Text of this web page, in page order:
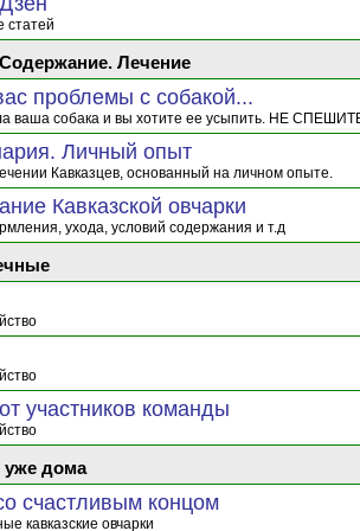
статей
Лечение
проблемы с собакой...
ваша собака и вы хотите ее усыпить. НЕ
Личный опыт
Кавказцев, основанный на личном опыте.
Кавказской овчарки
ухода, условий содержания и т.д
участников команды
уже дома
счастливым концом
кавказские овчарки